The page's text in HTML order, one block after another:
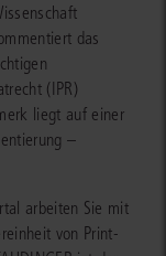
das
(IPR)
liegt auf einer
–
arbeiten Sie mit
von Print-